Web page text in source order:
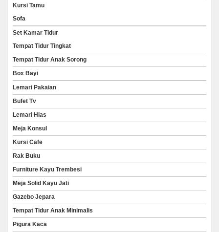
Kursi Tamu
Sofa
Set Kamar Tidur
Tempat Tidur Tingkat
Tempat Tidur Anak Sorong
Box Bayi
Lemari Pakaian
Bufet Tv
Lemari Hias
Meja Konsul
Kursi Cafe
Rak Buku
Furniture Kayu Trembesi
Meja Solid Kayu Jati
Gazebo Jepara
Tempat Tidur Anak Minimalis
Pigura Kaca